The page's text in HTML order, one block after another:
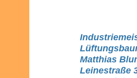
Matthias
Leinestraße